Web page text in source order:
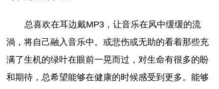
总喜欢在耳边戴MP3，让音乐在风中缓缓的流
淌，将自己融入音乐中。或悲伤或无助的看着那些充
满了生机的绿叶在眼前一晃而过，对生命有很多的盼
和期待，总希望能够在健康的时候感受到更多。能够